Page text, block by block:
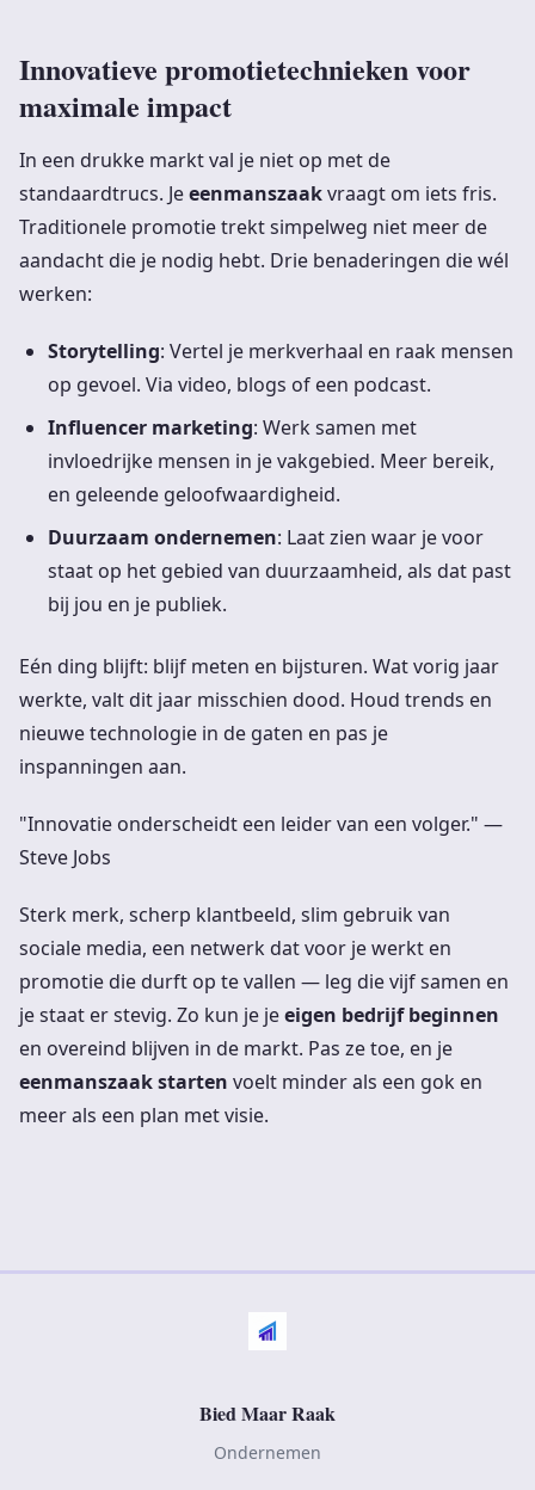
Innovatieve promotietechnieken voor
maximale impact
In een drukke markt val je niet op met de
standaardtrucs. Jeeenmanszaakvraagt om iets fris.
Traditionele promotie trekt simpelweg niet meer de
aandacht die je nodig hebt. Drie benaderingen die wél
werken:
Storytelling: Vertel je merkverhaal en raak mensen
op gevoel. Via video, blogs of een podcast.
Influencer marketing: Werk samen met
invloedrijke mensen in je vakgebied. Meer bereik,
en geleende geloofwaardigheid.
Duurzaam ondernemen: Laat zien waar je voor
staat op het gebied van duurzaamheid, als dat past
bij jou en je publiek.
Eén ding blijft: blijf meten en bijsturen. Wat vorig jaar
werkte, valt dit jaar misschien dood. Houd trends en
nieuwe technologie in de gaten en pas je
inspanningen aan.
"Innovatie onderscheidt een leider van een volger." —
Steve Jobs
Sterk merk, scherp klantbeeld, slim gebruik van
sociale media, een netwerk dat voor je werkt en
promotie die durft op te vallen — leg die vijf samen en
je staat er stevig. Zo kun je jeeigen bedrijf beginnen
en overeind blijven in de markt. Pas ze toe, en je
eenmanszaak starten voelt minder als een gok en
meer als een plan met visie.
Bied Maar Raak
Ondernemen